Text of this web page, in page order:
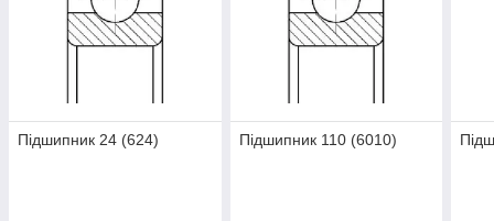
Підшипник 24 (624) Підшипник 110 (6010)